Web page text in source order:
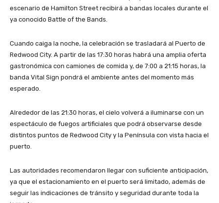
escenario de Hamilton Street recibirá a bandas locales durante el
ya conocido Battle of the Bands.
Cuando caiga la noche, la celebración se trasladará al Puerto de
Redwood City. A partir de las 17:30 horas habrá una amplia oferta
gastronómica con camiones de comida y, de 7:00 a 21:15 horas, la
banda Vital Sign pondrá el ambiente antes del momento más
esperado.
Alrededor de las 21:30 horas, el cielo volverá a iluminarse con un
espectáculo de fuegos artificiales que podrá observarse desde
distintos puntos de Redwood City y la Península con vista hacia el
puerto.
Las autoridades recomendaron llegar con suficiente anticipación,
ya que el estacionamiento en el puerto será limitado, además de
seguir las indicaciones de tránsito y seguridad durante toda la